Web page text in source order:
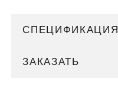
СПЕЦИФИКАЦИЯ
ЗАКАЗАТЬ